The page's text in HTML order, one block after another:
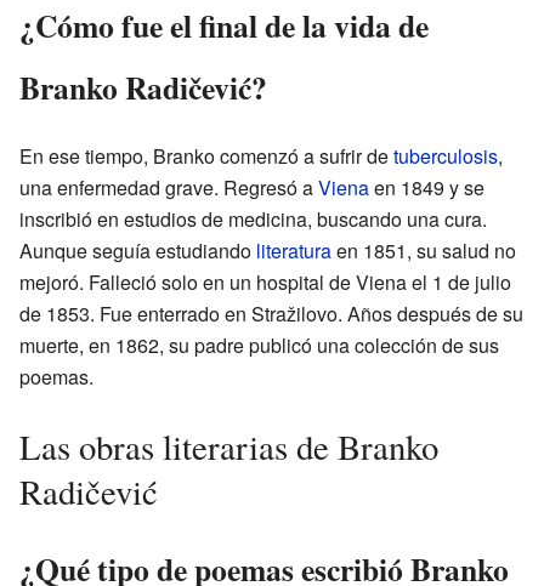
¿Cómo fue el final de la vida de
Branko Radičević?
En ese tiempo, Branko comenzó a sufrir detuberculosis,
una enfermedad grave. Regresó aVienaen 1849 y se
inscribió en estudios de medicina, buscando una cura.
Aunque seguía estudiando literaturaen 1851, su salud no
mejoró. Falleció solo en un hospital de Viena el 1 de julio
de 1853. Fue enterrado en Stražilovo. Años después de su
muerte, en 1862, su padre publicó una colección de sus
poemas.
Las obras literarias de Branko
Radičević
¿Qué tipo de poemas escribió Branko